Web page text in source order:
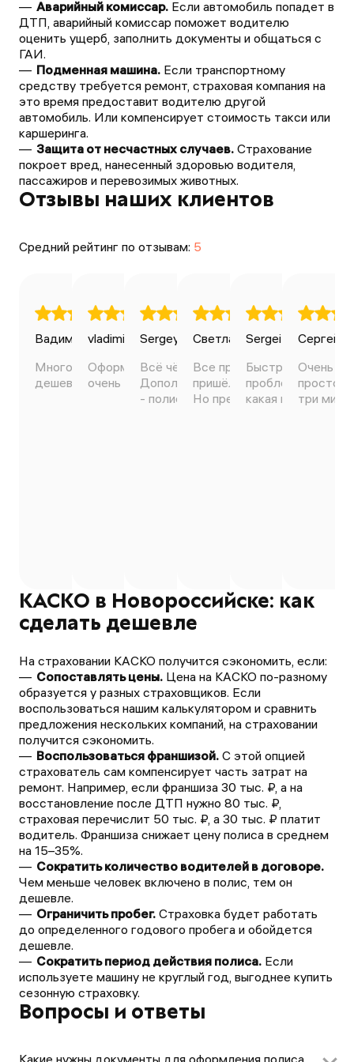
Аварийный комиссар. Если автомобиль попадет в
ДТП, аварийный комиссар поможет водителю
оценить ущерб, заполнить документы и общаться с
ГАИ.
Подменная машина. Если транспортному
средству требуется ремонт, страховая компания на
это время предоставит водителю другой
автомобиль. Или компенсирует стоимость такси или
каршеринга.
Защита от несчастных случаев. Страхование
покроет вред, нанесенный здоровью водителя,
пассажиров и перевозимых животных.
Отзывы наших клиентов
Средний рейтинг по отзывам: 5
Вадим Ильин
27.04.2025
Много вариантов сделать
дешевле, быстрое оформление.
vladimir bondarenko
28.04.2025
Оформил всё самостоятельно,
очень понравилось 😊
Sergey Avdeev
20.01.2025
Всё чётко, понятно, оперативно.
Дополню, если кто сомневается
- полисы официальные 100%))
Светлана
Все прошло быстро. Полис
пришёл на электронную
Но предложений мало.
Sergei Volkov
Быстро, чётко,
проблем
какая мне более
Сергей
Очень
просто
три
КАСКО в Новороссийске: как
сделать дешевле
На страховании КАСКО получится сэкономить, если:
Сопоставлять цены. Цена на КАСКО по-разному
образуется у разных страховщиков. Если
воспользоваться нашим калькулятором и сравнить
предложения нескольких компаний, на страховании
получится сэкономить.
Воспользоваться франшизой. С этой опцией
страхователь сам компенсирует часть затрат на
ремонт. Например, если франшиза 30 тыс. ₽, а на
восстановление после ДТП нужно 80 тыс. ₽,
страховая перечислит 50 тыс. ₽, а 30 тыс. ₽ платит
водитель. Франшиза снижает цену полиса в среднем
на 15–35%.
Сократить количество водителей в договоре.
Чем меньше человек включено в полис, тем он
дешевле.
Ограничить пробег. Страховка будет работать
до определенного годового пробега и обойдется
дешевле.
Сократить период действия полиса. Если
используете машину не круглый год, выгоднее купить
сезонную страховку.
Вопросы и ответы
Какие нужны документы для оформления полиса